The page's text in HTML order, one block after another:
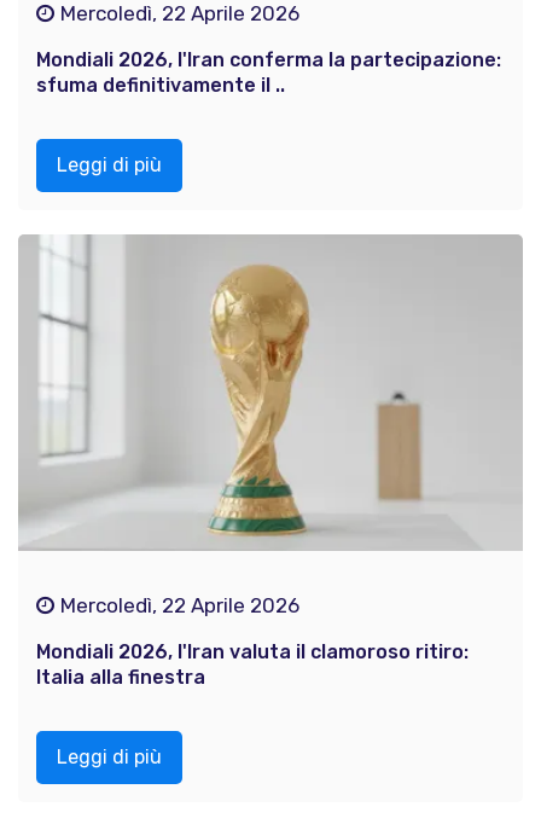
Mercoledì, 22 Aprile 2026
Mondiali 2026, l'Iran conferma la partecipazione:
sfuma definitivamente il ..
Leggi di più
Mercoledì, 22 Aprile 2026
Mondiali 2026, l'Iran valuta il clamoroso ritiro:
Italia alla finestra
Leggi di più